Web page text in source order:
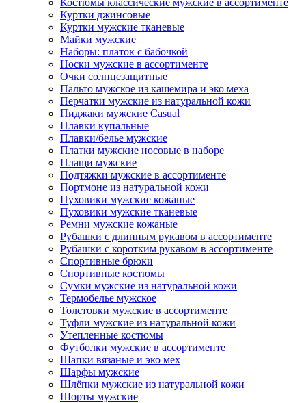
Костюмы классические мужские в ассортименте
Куртки джинсовые
Куртки мужские тканевые
Майки мужские
Наборы: платок с бабочкой
Носки мужские в ассортименте
Очки солнцезащитные
Пальто мужское из кашемира и эко меха
Перчатки мужские из натуральной кожи
Пиджаки мужские Casual
Плавки купальные
Плавки/белье мужские
Платки мужские носовые в наборе
Плащи мужские
Подтяжки мужские в ассортименте
Портмоне из натуральной кожи
Пуховики мужские кожаные
Пуховики мужские тканевые
Ремни мужские кожаные
Рубашки с длинным рукавом в ассортименте
Рубашки с коротким рукавом в ассортименте
Спортивные брюки
Спортивные костюмы
Сумки мужские из натуральной кожи
Термобелье мужское
Толстовки мужские в ассортименте
Туфли мужские из натуральной кожи
Утепленные костюмы
Футболки мужские в ассортименте
Шапки вязаные и эко мех
Шарфы мужские
Шлёпки мужские из натуральной кожи
Шорты мужские